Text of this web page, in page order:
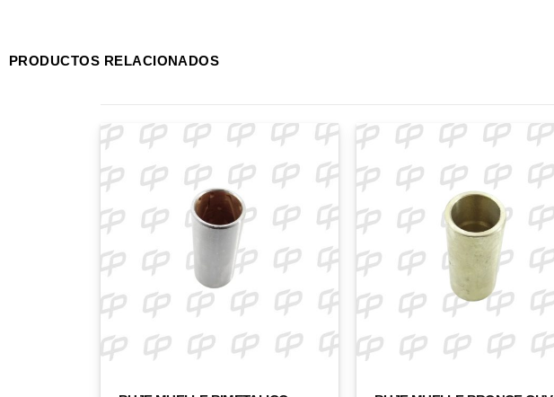
PRODUCTOS RELACIONADOS